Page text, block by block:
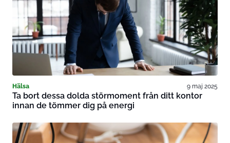
Hälsa 9 maj 2025
Ta bort dessa dolda störmoment från ditt kontor
innan de tömmer dig på energi